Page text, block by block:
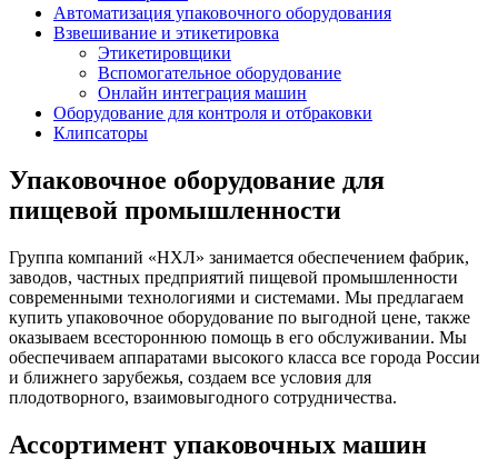
Автоматизация упаковочного оборудования
Взвешивание и этикетировка
Этикетировщики
Вспомогательное оборудование
Онлайн интеграция машин
Оборудование для контроля и отбраковки
Клипсаторы
Упаковочное оборудование для
пищевой промышленности
Группа компаний «НХЛ» занимается обеспечением фабрик,
заводов, частных предприятий пищевой промышленности
современными технологиями и системами. Мы предлагаем
купить упаковочное оборудование по выгодной цене, также
оказываем всестороннюю помощь в его обслуживании. Мы
обеспечиваем аппаратами высокого класса все города России
и ближнего зарубежья, создаем все условия для
плодотворного, взаимовыгодного сотрудничества.
Ассортимент упаковочных машин